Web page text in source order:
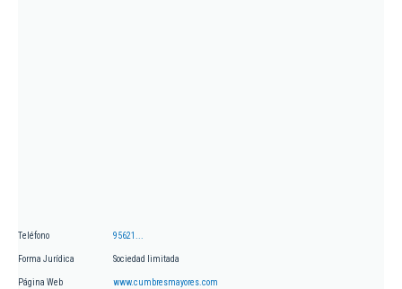
Teléfono 95621...
Forma Jurídica Sociedad limitada
Página Web www.cumbresmayores.com